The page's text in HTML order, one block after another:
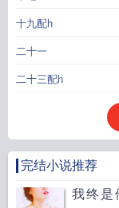
十九配h
二十一
二十三配h
完结小说推荐
我终是